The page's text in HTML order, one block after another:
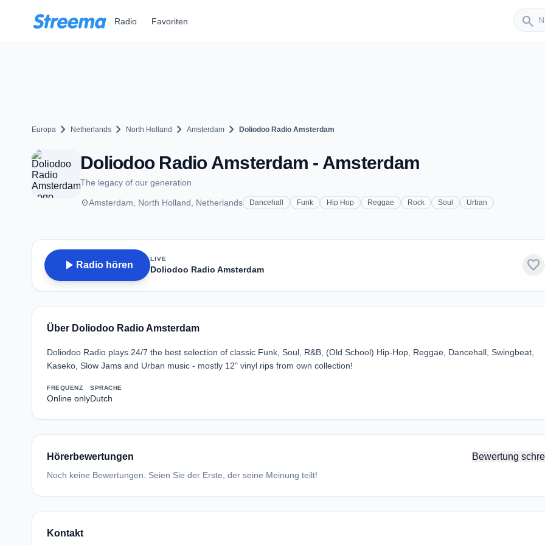
Radio Favoriten search
Europa chevron_right Netherlands chevron_right North Holland chevron_right Amsterdam chevron_right Doliodoo Radio Amsterdam
Doliodoo Radio Amsterdam - Amsterdam
The legacy of our generation
placeAmsterdam, North Holland, Netherlands Dancehall Funk Hip Hop Reggae Rock Soul Urban
play_arrow Radio hören
LIVE
Doliodoo Radio Amsterdam favorite
Über Doliodoo Radio Amsterdam
Doliodoo Radio plays 24/7 the best selection of classic Funk, Soul, R&B, (Old School) Hip-Hop, Reggae, Dancehall, Swingbeat,
Kaseko, Slow Jams and Urban music - mostly 12" vinyl rips from own collection!
FREQUENZ
Online only
SPRACHE
Dutch
Hörerbewertungen Bewertung
Noch keine Bewertungen. Seien Sie der Erste, der seine Meinung teilt!
Kontakt